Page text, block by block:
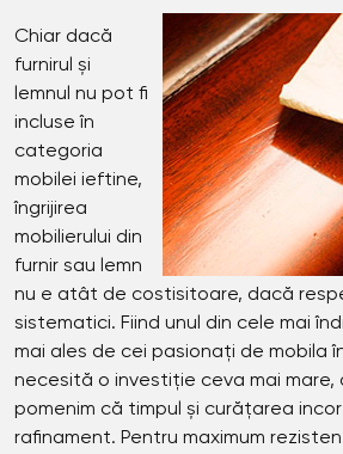
Chiar dacă
furnirul și
lemnul nu pot fi
incluse în
categoria
mobilei ieftine,
îngrijirea
mobilierului din
furnir sau lemn
nu e atât de costisitoare, dacă
sistematici. Fiind unul din cele mai
mai ales de cei pasionați de mobila
necesită o investiție ceva mai mare,
pomenim că timpul și curățarea
rafinament. Pentru maximum